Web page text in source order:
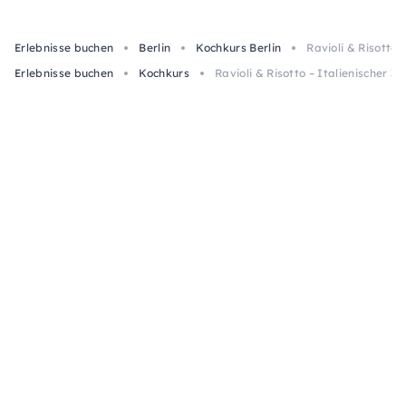
Erlebnisse buchen Berlin Kochkurs Berlin
Ravioli & Risotto
Erlebnisse buchen
Kochkurs Ravioli & Risotto – Italienischer 3-